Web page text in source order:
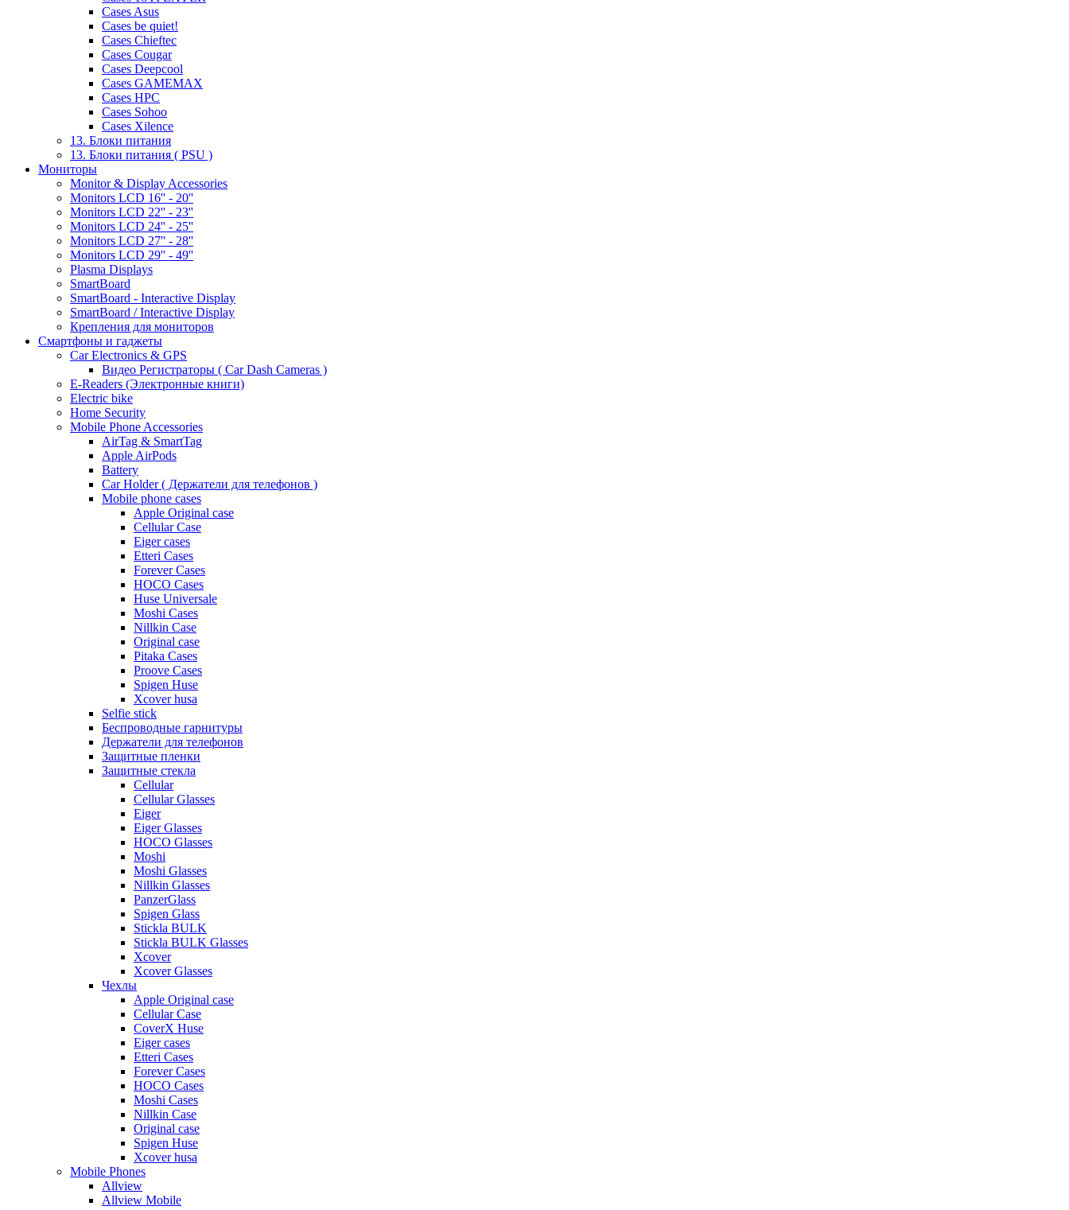
Cases Asus
Cases be quiet!
Cases Chieftec
Cases Cougar
Cases Deepcool
Cases GAMEMAX
Cases HPC
Cases Sohoo
Cases Xilence
13. Блоки питания
13. Блоки питания ( PSU )
Мониторы
Monitor & Display Accessories
Monitors LCD 16'' - 20''
Monitors LCD 22'' - 23''
Monitors LCD 24'' - 25''
Monitors LCD 27'' - 28''
Monitors LCD 29'' - 49''
Plasma Displays
SmartBoard
SmartBoard - Interactive Display
SmartBoard / Interactive Display
Крепления для мониторов
Смартфоны и гаджеты
Car Electronics & GPS
Видео Регистраторы ( Car Dash Cameras )
E-Readers (Электронные книги)
Electric bike
Home Security
Mobile Phone Accessories
AirTag & SmartTag
Apple AirPods
Battery
Car Holder ( Держатели для телефонов )
Mobile phone cases
Apple Original case
Cellular Case
Eiger cases
Etteri Cases
Forever Cases
HOCO Cases
Huse Universale
Moshi Cases
Nillkin Case
Original case
Pitaka Cases
Proove Cases
Spigen Huse
Xcover husa
Selfie stick
Беспроводные гарнитуры
Держатели для телефонов
Защитные пленки
Защитные стекла
Cellular
Cellular Glasses
Eiger
Eiger Glasses
HOCO Glasses
Moshi
Moshi Glasses
Nillkin Glasses
PanzerGlass
Spigen Glass
Stickla BULK
Stickla BULK Glasses
Xcover
Xcover Glasses
Чехлы
Apple Original case
Cellular Case
CoverX Huse
Eiger cases
Etteri Cases
Forever Cases
HOCO Cases
Moshi Cases
Nillkin Case
Original case
Spigen Huse
Xcover husa
Mobile Phones
Allview
Allview Mobile